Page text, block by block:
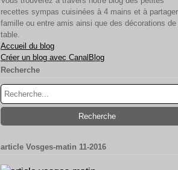
recettes sympas cuisinées à 4 mains et à
famille ou entre amis ainsi que des décorations de
table.
Accueil du blog
Créer un blog avec CanalBlog
Recherche
article Vosges-matin 11-2016